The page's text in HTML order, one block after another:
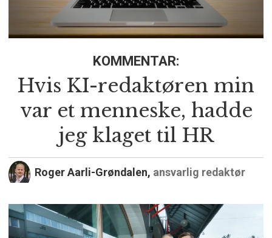
KOMMENTAR:
Hvis KI-redaktøren min
var et menneske, hadde
jeg klaget til HR
Roger Aarli-Grøndalen, ansvarlig redaktør